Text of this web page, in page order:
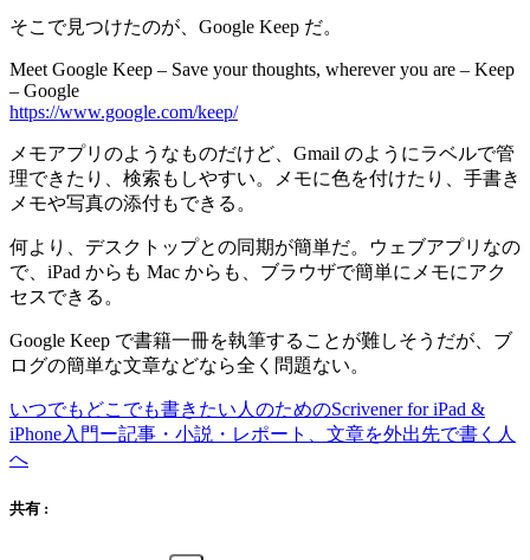
そこで見つけたのが、Google Keep だ。
Meet Google Keep – Save your thoughts, wherever you are – Keep
– Google
https://www.google.com/keep/
メモアプリのようなものだけど、Gmail のようにラベルで管
理できたり、検索もしやすい。メモに色を付けたり、手書き
メモや写真の添付もできる。
何より、デスクトップとの同期が簡単だ。ウェブアプリなの
で、iPad からも Mac からも、ブラウザで簡単にメモにアク
セスできる。
Google Keep で書籍一冊を執筆することが難しそうだが、ブ
ログの簡単な文章などなら全く問題ない。
いつでもどこでも書きたい人のためのScrivener for iPad &
iPhone入門ー記事・小説・レポート、文章を外出先で書く人
へ
共有 :